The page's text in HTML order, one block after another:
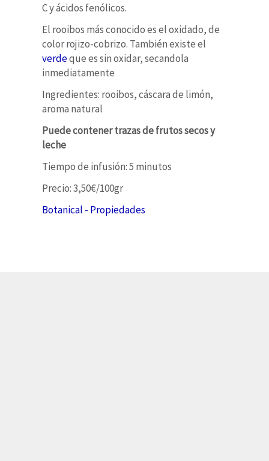
C y ácidos fenólicos.
El rooibos más conocido es el oxidado, de
color rojizo-cobrizo. También existe el
verdeque es sin oxidar, secandola
inmediatamente
Ingredientes: rooibos, cáscara de limón,
aroma natural
Puede contener trazas de frutos secos y
leche
Tiempo de infusión: 5 minutos
Precio: 3,50€/100gr
Botanical - Propiedades